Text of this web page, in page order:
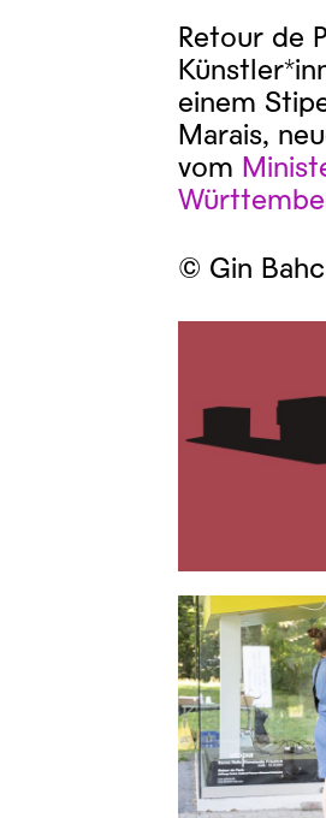
Retour de
einem
Marais,
vom
© Gin Bahc